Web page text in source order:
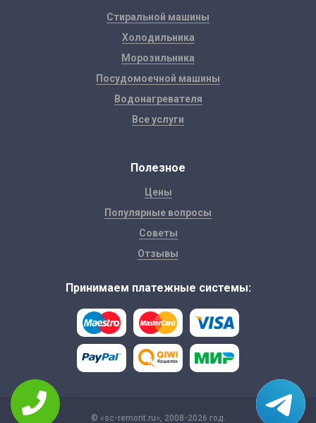
Стиральной машины
Холодильника
Морозильника
Посудомоечной машины
Водонагревателя
Все услуги
Полезное
Цены
Популярные вопросы
Советы
Отзывы
Принимаем платежные системы:
© «sc-remont.ru», 2008-2026 год.